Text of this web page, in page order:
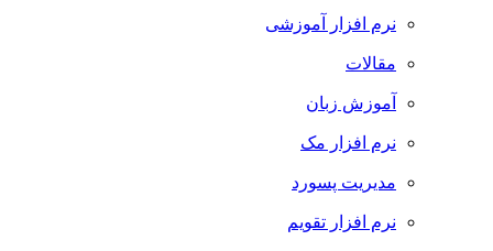
نرم افزار آموزشی
مقالات
آموزش زبان
نرم افزار مک
مدیریت پسورد
نرم افزار تقویم